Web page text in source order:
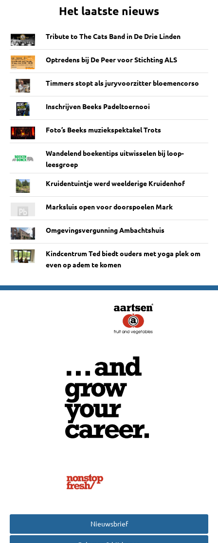
Het laatste nieuws
Tribute to The Cats Band in De Drie Linden
Optredens bij De Peer voor Stichting ALS
Timmers stopt als juryvoorzitter bloemencorso
Inschrijven Beeks Padeltoernooi
Foto’s Beeks muziekspektakel Trots
Wandelend boekentips uitwisselen bij loop-
leesgroep
Kruidentuintje werd weelderige Kruidenhof
Marksluis open voor doorspoelen Mark
Omgevingsvergunning Ambachtshuis
Kindcentrum Ted biedt ouders met yoga plek om
even op adem te komen
Nieuwsbrief